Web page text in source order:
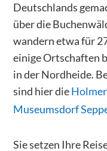
Deutschlands
über die
wandern etwa für
einige Ortschaften
in der Nordheide.
sind hier die
Museumsdorf
Sie setzen Ihre